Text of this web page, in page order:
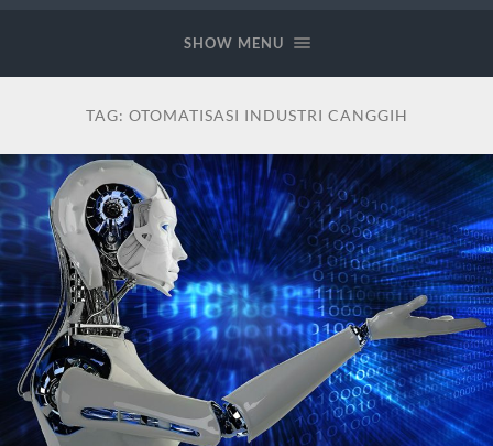
SHOW MENU
TAG: OTOMATISASI INDUSTRI CANGGIH